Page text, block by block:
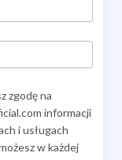
zgodę na
informacji
i usługach
w każdej